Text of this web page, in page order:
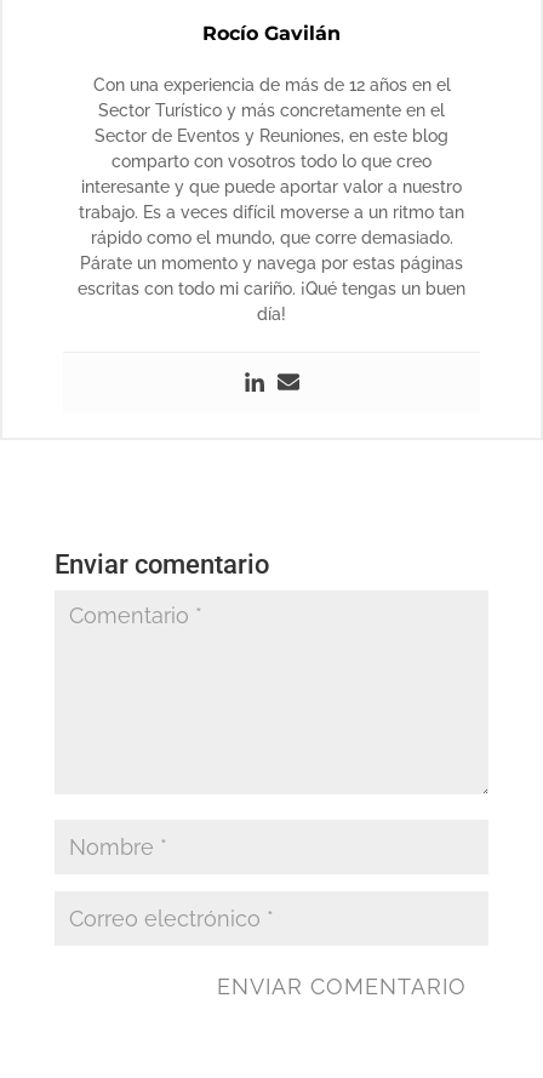
Rocío Gavilán
Con una experiencia de más de 12 años en el
Sector Turístico y más concretamente en el
Sector de Eventos y Reuniones, en este blog
comparto con vosotros todo lo que creo
interesante y que puede aportar valor a nuestro
trabajo. Es a veces difícil moverse a un ritmo tan
rápido como el mundo, que corre demasiado.
Párate un momento y navega por estas páginas
escritas con todo mi cariño. ¡Qué tengas un buen
día!
Enviar comentario